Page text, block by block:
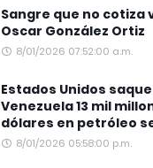
Sangre que no cotiza
Oscar González Ortiz
8/01/2026 07:52:00 a.m.
Estados Unidos
Venezuela 13 mil
dólares en petróleo
8/01/2026 05:58:00 p.m.